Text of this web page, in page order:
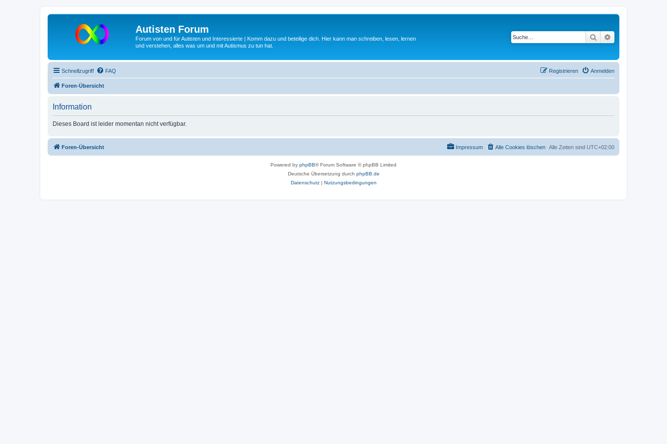
Autisten Forum
Forum von und für Autisten und Interessierte | Komm dazu und beteilige dich. Hier kann man schreiben, lesen, lernen
und verstehen, alles was um und mit Autismus zu tun hat.
Suche
Schnellzugriff FAQ Anmelden
Registrieren
Foren-Übersicht
Information
Dieses Board ist leider momentan nicht verfügbar.
Foren-Übersicht Alle Zeiten sind UTC+02:00
Alle Cookies löschen
Impressum
Powered by phpBB® Forum Software © phpBB Limited
Deutsche Übersetzung durch phpBB.de
Datenschutz| Nutzungsbedingungen